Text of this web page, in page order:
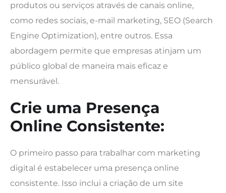
produtos ou serviços através de canais online,
como redes sociais, e-mail marketing, SEO (Search
Engine Optimization), entre outros. Essa
abordagem permite que empresas atinjam um
público global de maneira mais eficaz e
mensurável.
Crie uma Presença
Online Consistente:
O primeiro passo para trabalhar com marketing
digital é estabelecer uma presença online
consistente. Isso inclui a criação de um site